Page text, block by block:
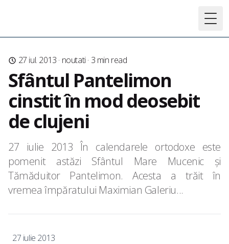
27 iul. 2013 · noutati· 3 min read
Sfântul Pantelimon
cinstit în mod deosebit
de clujeni
27 iulie 2013 În calendarele ortodoxe este
pomenit astăzi Sfântul Mare Mucenic şi
Tămăduitor Pantelimon. Acesta a trăit în
vremea împăratului Maximian Galeriu...
27 iulie 2013